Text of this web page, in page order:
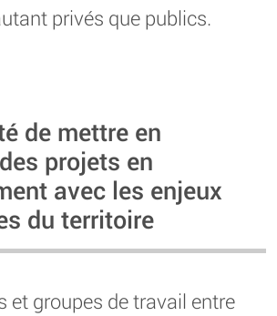
privés que publics.
de mettre en
projets en
avec les enjeux
du territoire
et groupes de travail entre